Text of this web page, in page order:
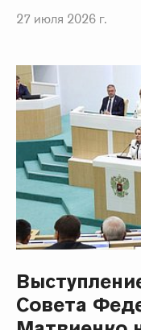
27 июля 2026 г.
Совета